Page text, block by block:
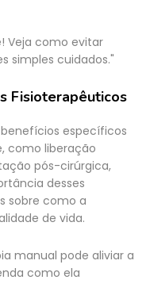
Veja como evitar
simples cuidados."
Fisioterapêuticos
específicos
como liberação
pós-cirúrgica,
desses
sobre como a
de vida.
manual pode aliviar a
como ela